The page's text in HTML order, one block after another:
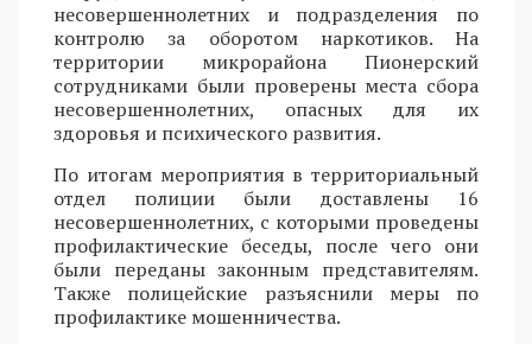
несовершеннолетних и подразделения по
контролю за оборотом наркотиков. На
территории микрорайона Пионерский
сотрудниками были проверены места сбора
несовершеннолетних, опасных для их
здоровья и психического развития.
По итогам мероприятия в территориальный
отдел полиции были доставлены 16
несовершеннолетних, с которыми проведены
профилактические беседы, после чего они
были переданы законным представителям.
Также полицейские разъяснили меры по
профилактике мошенничества.